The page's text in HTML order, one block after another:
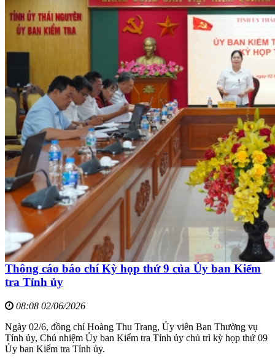
Thông cáo báo chí Kỳ họp thứ 9 của Ủy ban Kiểm
tra Tỉnh ủy
08:08 02/06/2026
Ngày 02/6, đồng chí Hoàng Thu Trang, Ủy viên Ban Thường vụ
Tỉnh ủy, Chủ nhiệm Ủy ban Kiểm tra Tỉnh ủy chủ trì kỳ họp thứ 09
Ủy ban Kiểm tra Tỉnh ủy.